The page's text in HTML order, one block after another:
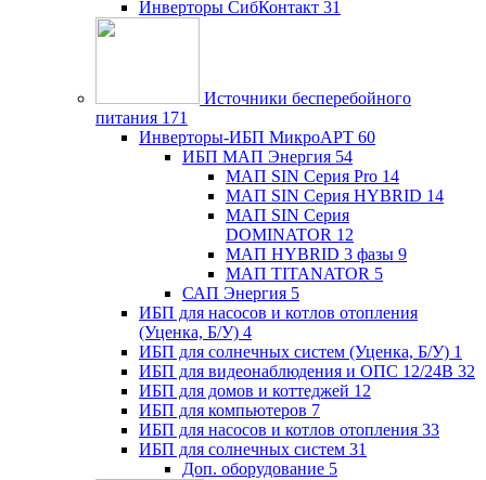
Инверторы СибКонтакт 31
Источники бесперебойного
питания 171
Инверторы-ИБП МикроАРТ 60
ИБП МАП Энергия 54
МАП SIN Серия Pro 14
МАП SIN Серия HYBRID 14
МАП SIN Серия
DOMINATOR 12
МАП HYBRID 3 фазы 9
МАП TITANATOR 5
САП Энергия 5
ИБП для насосов и котлов отопления
(Уценка, Б/У) 4
ИБП для солнечных систем (Уценка, Б/У) 1
ИБП для видеонаблюдения и ОПС 12/24В 32
ИБП для домов и коттеджей 12
ИБП для компьютеров 7
ИБП для насосов и котлов отопления 33
ИБП для солнечных систем 31
Доп. оборудование 5